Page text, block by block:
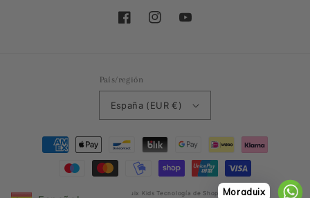
FacebookInstagramYouTube
País/región
España (EUR €)
Formas
Moraduix Kids Tecnología de ShopifyMoraduix